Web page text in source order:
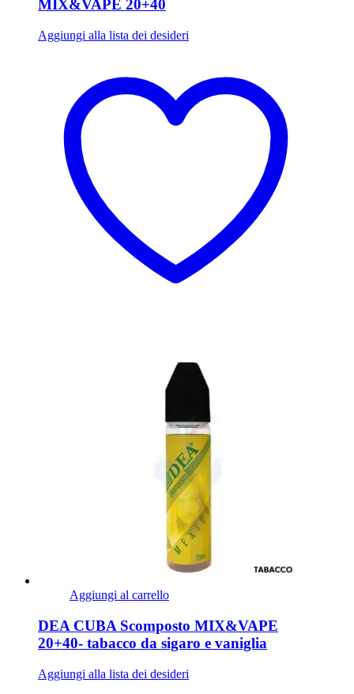
MIX&VAPE 20+40
Aggiungi alla lista dei desideri
Aggiungi al carrello
DEA CUBA Scomposto MIX&VAPE
20+40- tabacco da sigaro e vaniglia
Aggiungi alla lista dei desideri